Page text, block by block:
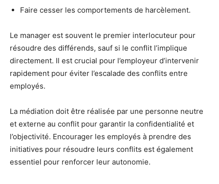
Faire cesser les comportements de harcèlement.
Le manager est souvent le premier interlocuteur pour
résoudre des différends, sauf si le conflit l’implique
directement. Il est crucial pour l’employeur d’intervenir
rapidement pour éviter l’escalade des conflits entre
employés.
La médiation doit être réalisée par une personne neutre
et externe au conflit pour garantir la confidentialité et
l’objectivité. Encourager les employés à prendre des
initiatives pour résoudre leurs conflits est également
essentiel pour renforcer leur autonomie.